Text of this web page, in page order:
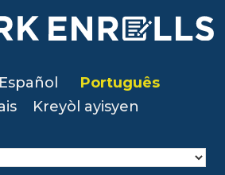
Español
Português
Kreyòl ayisyen